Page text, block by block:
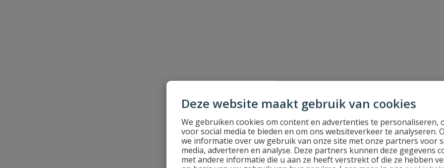
Deze website maakt gebruik van cookies
We gebruiken cookies om content en advertenties te personaliseren,
voor social media te bieden en om ons websiteverkeer te analyseren.
we informatie over uw gebruik van onze site met onze partners voor
media, adverteren en analyse. Deze partners kunnen deze gegevens
met andere informatie die u aan ze heeft verstrekt of die ze hebben
30 mm